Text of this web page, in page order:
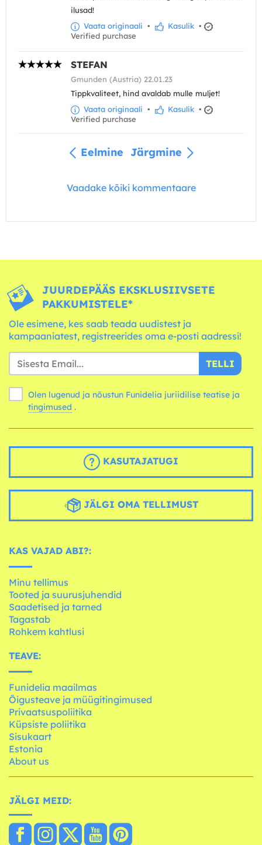
ilusad!
Vaata originaali • Kasulik •
Verified purchase
STEFAN
Gmunden (Austria) 22.01.23
Tippkvaliteet, hind avaldab mulle muljet!
Vaata originaali • Kasulik •
Verified purchase
Eelmine Järgmine
Vaadake kõiki kommentaare
JUURDEPÄÄS EKSKLUSIIVSETE
PAKKUMISTELE*
Ole esimene, kes saab teada uudistest ja
kampaaniatest, registreerides oma e-posti aadressi!
TELLI
Olen lugenud ja nõustun Funidelia juriidilise teatise ja
tingimused .
KASUTAJATUGI
JÄLGI OMA TELLIMUST
KAS VAJAD ABI?:
Minu tellimus
Tooted ja suurusjuhendid
Saadetised ja tarned
Tagastab
Rohkem kahtlusi
TEAVE:
Funidelia maailmas
Õigusteave ja müügitingimused
Privaatsuspoliitika
Küpsiste poliitika
Sisukaart
Estonia
About us
JÄLGI MEID: